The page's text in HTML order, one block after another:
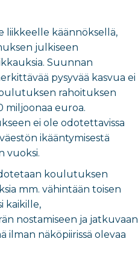
liikkeelle käännöksellä,
julkiseen
Suunnan
pysyvää kasvua ei
rahoituksen
miljoonaa euroa.
ei ole odotettavissa
ikääntymisestä
vuoksi.
koulutuksen
mm. vähintään toisen
kaikille,
nostamiseen ja jatkuvaan
ilman näköpiirissä olevaa